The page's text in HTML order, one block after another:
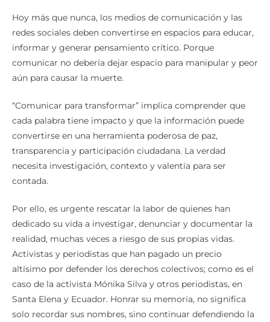
Hoy más que nunca, los medios de comunicación y las
redes sociales deben convertirse en espacios para educar,
informar y generar pensamiento crítico. Porque
comunicar no debería dejar espacio para manipular y peor
aún para causar la muerte.
“Comunicar para transformar” implica comprender que
cada palabra tiene impacto y que la información puede
convertirse en una herramienta poderosa de paz,
transparencia y participación ciudadana. La verdad
necesita investigación, contexto y valentía para ser
contada.
Por ello, es urgente rescatar la labor de quienes han
dedicado su vida a investigar, denunciar y documentar la
realidad, muchas veces a riesgo de sus propias vidas.
Activistas y periodistas que han pagado un precio
altísimo por defender los derechos colectivos; como es el
caso de la activista Mónika Silva y otros periodistas, en
Santa Elena y Ecuador. Honrar su memoria, no significa
solo recordar sus nombres, sino continuar defendiendo la